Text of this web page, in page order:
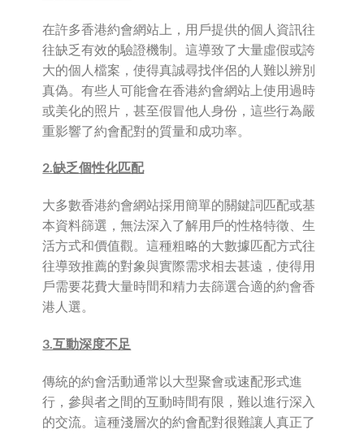
在許多香港約會網站上，用戶提供的個人資訊往
往缺乏有效的驗證機制。這導致了大量虛假或誇
大的個人檔案，使得真誠尋找伴侶的人難以辨別
真偽。有些人可能會在香港約會網站上使用過時
或美化的照片，甚至假冒他人身份，這些行為嚴
重影響了約會配對的質量和成功率。
2.缺乏個性化匹配
大多數香港約會網站採用簡單的關鍵詞匹配或基
本資料篩選，無法深入了解用戶的性格特徵、生
活方式和價值觀。這種粗略的大數據匹配方式往
往導致推薦的對象與實際需求相去甚遠，使得用
戶需要花費大量時間和精力去篩選合適的約會香
港人選。
3.互動深度不足
傳統的約會活動通常以大型聚會或速配形式進
行，參與者之間的互動時間有限，難以進行深入
的交流。這種淺層次的約會配對很難讓人真正了